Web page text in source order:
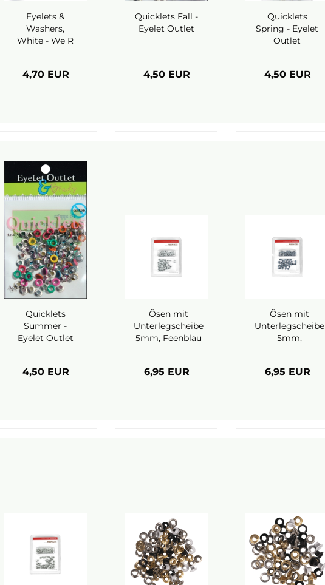
Eyelets &
Washers,
White - We R
4,70 EUR
Quicklets Fall -
Eyelet Outlet
4,50 EUR
Quicklets
Spring - Eyelet
Outlet
4,50 EUR
Quicklets
Summer -
Eyelet Outlet
4,50 EUR
Ösen mit
Unterlegscheibe
5mm, Feenblau
6,95 EUR
Ösen mit
Unterlegscheibe
5mm,
6,95 EUR